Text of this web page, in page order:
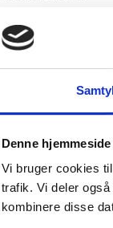
Denne
Vi bruger cookies
trafik. Vi deler
kombinere disse
forankring
for at kunne
underviserne
klæder de
der
banke på hos
hverdag og
sammen